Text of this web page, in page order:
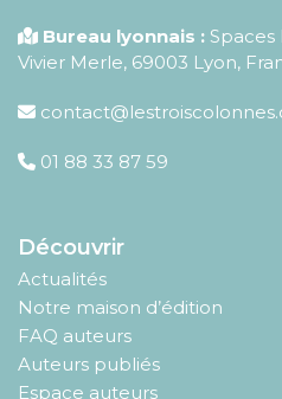
Bureau lyonnais :
Vivier Merle, 69003 Lyon,
01 88 33 87 59
Découvrir
Actualités
Notre maison d’édition
FAQ auteurs
Auteurs publiés
Espace auteurs